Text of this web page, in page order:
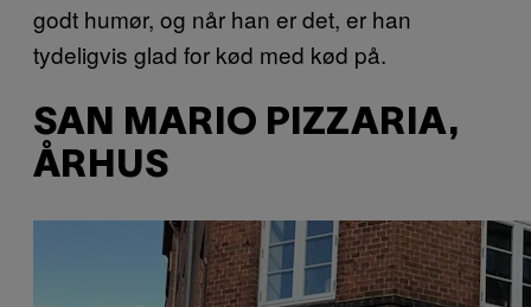
godt humør, og når han er det, er han
tydeligvis glad for kød med kød på.
SAN MARIO PIZZARIA,
ÅRHUS